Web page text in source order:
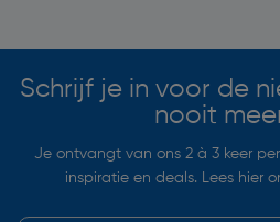
Schrijf je in voor de
nooit
Je ontvangt van ons 2 à 3 keer
inspiratie en deals. Lees hier